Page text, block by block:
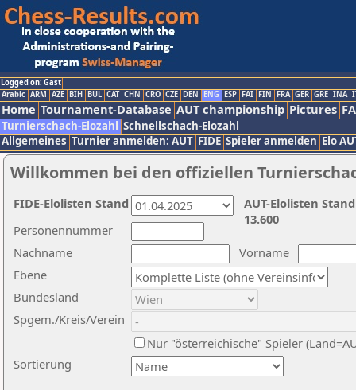
Logged on: Gast
Arabic ARM AZE BIH BUL CAT CHN CRO CZE DEN ENG ESP FAI FIN FRA GER GRE INA
Home Tournament-Database AUT championship Pictures
Turnierschach-Elozahl Schnellschach-Elozahl
Allgemeines Turnier anmelden: AUT FIDE Spieler anmelden Elo
Willkommen bei den offiziellen
Nachname
Vorname
Ebene
Sortierung
Personennummer
Bundesland
Spgem./Kreis/Verein
Nur "österreichische" Spieler
AUT-Elolisten
13.600
FIDE-Elolisten Stand